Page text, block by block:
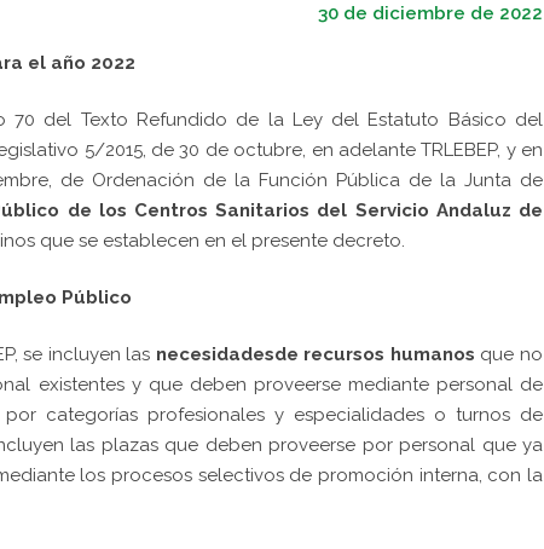
30 de diciembre de 2022
el año 2022
del Texto Refundido de la Ley del Estatuto Básico del
5/2015, de 30 de octubre, en adelante TRLEBEP, y en
de Ordenación de la Función Pública de la Junta de
de los Centros Sanitarios del Servicio Andaluz de
que se establecen en el presente decreto.
Público
se incluyen las necesidadesde recursos humanos que no
existentes y que deben proveerse mediante personal de
categorías profesionales y especialidades o turnos de
las plazas que deben proveerse por personal que ya
los procesos selectivos de promoción interna, con la